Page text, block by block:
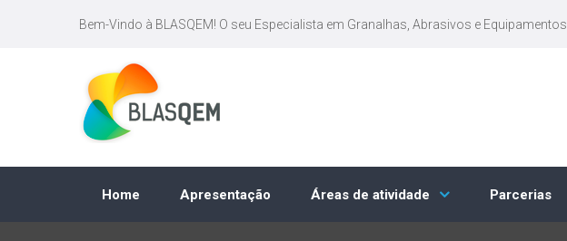
Bem-Vindo à BLASQEM! O seu Especialista em Granalhas, Abrasivos e Equipamentos.
Home Apresentação Áreas de atividade Parcerias